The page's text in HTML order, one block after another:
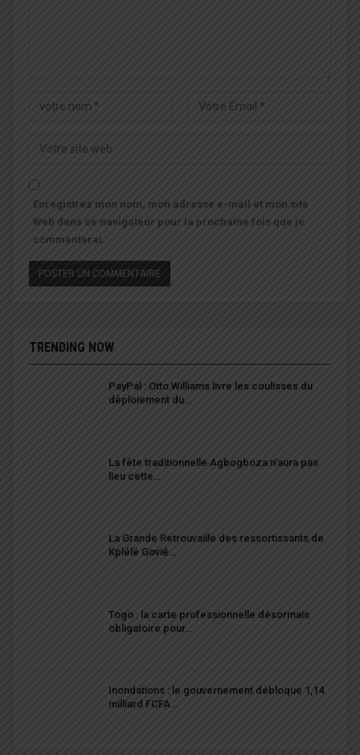
Enregistrez mon nom, mon adresse e-mail et mon site
Web dans ce navigateur pour la prochaine fois que je
commenterai.
TRENDING NOW
PayPal : Otto Williams livre les coulisses du
déploiement du…
La fête traditionnelle Agbogboza n’aura pas
lieu cette…
La Grande Retrouvaille des ressortissants de
Kplélé Govié…
Togo : la carte professionnelle désormais
obligatoire pour…
Inondations : le gouvernement débloque 1,14
milliard FCFA…